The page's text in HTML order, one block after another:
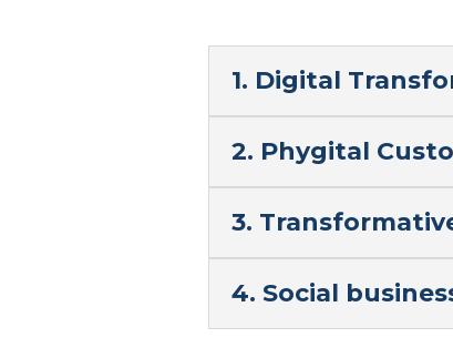
1. Digital
2. Phygital
3.
4. Social